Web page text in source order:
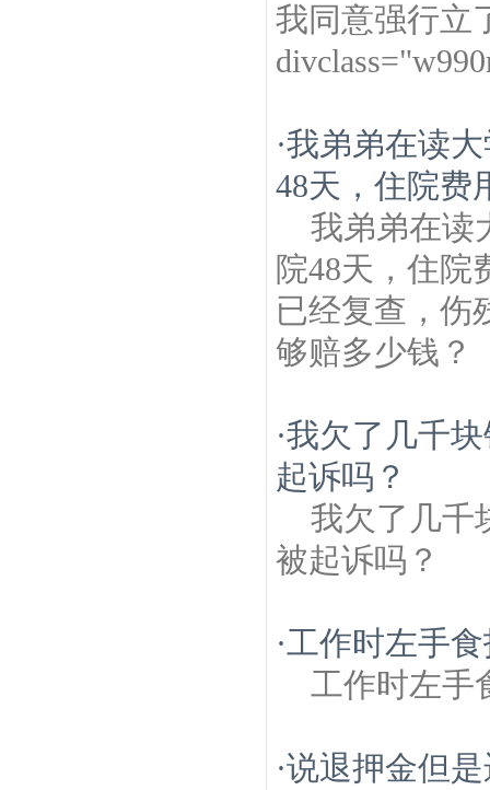
我同意强行立
·我弟弟在读
48天，住院费
我弟弟在读
院48天，住院
已经复查，伤
够赔多少钱？
·我欠了几千
起诉吗？
我欠了几千
被起诉吗？
·工作时左手
工作时左手
·说退押金但